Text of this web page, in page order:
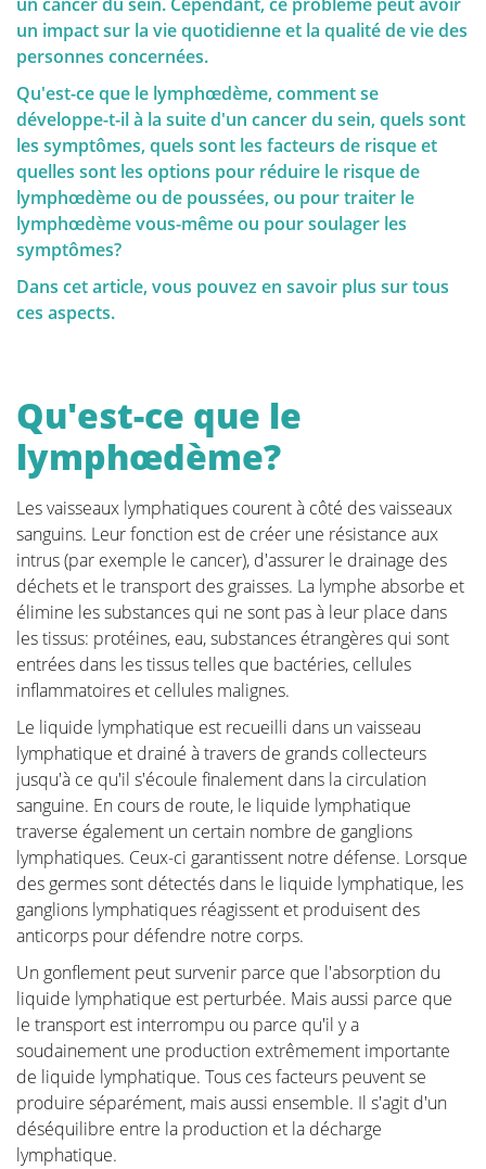
QUALITY OF LIFE
peut être choisie. Il est donc important de
comprendre ces facteurs de risque et génétiques.
Dépistage et prophylaxe
Facteurs Génétiques
L'importance de l'auto-examen et du
Diagnostic
J'ai reçu un diagnostic de cancer ... Ce site web est un
portail qui vous aidera, ainsi que vos proches, à
trouver des informations personnelles et des
réponses à vos problèmes.
Ce site devrait fournir des conseils et un soutien aux
patients sur leur chemin vers le rétablissement et une
meilleure qualité de vie.
La partie "Diagnostic" de notre site est organisée en
deux sections principales. Tout d'abord, dans
"Anatomie et physiologie", nous fournissons une
compréhension de base du sein. Dans la deuxième
partie "Tumeurs et Maladies", nous approfondirons
tout ce qui concerne les affections mammaires.
De plus, nous souhaitons informer les femmes qui se
demandent si elles ont un problème mammaire, mais
ne souhaitent pas consulter immédiatement leur
médecin à ce sujet. Les connaissances et les
informations peuvent souvent offrir une réassurance
immédiate si la femme est capable d'identifier elle-
même le problème et de constater qu'aucun
traitement spécifique n'est nécessaire. D'autre part,
nous essayons également d'informer les femmes qui
ont en effet reçu un diagnostic de problème
mammaire grave, comme une maladie maligne, et qui
un impact sur la vie quotidienne et la qualité de vie des
personnes concernées.
Qu'est-ce que le lymphœdème, comment se
développe-t-il à la suite d'un cancer du sein, quels sont
les symptômes, quels sont les facteurs de risque et
quelles sont les options pour réduire le risque de
lymphœdème ou de poussées, ou pour traiter le
lymphœdème vous-même ou pour soulager les
symptômes?
Dans cet article, vous pouvez en savoir plus sur tous
ces aspects.
Qu'est-ce que le
lymphœdème?
Les vaisseaux lymphatiques courent à côté des vaisseaux
sanguins. Leur fonction est de créer une résistance aux
intrus (par exemple le cancer), d'assurer le drainage des
déchets et le transport des graisses. La lymphe absorbe et
élimine les substances qui ne sont pas à leur place dans
les tissus: protéines, eau, substances étrangères qui sont
entrées dans les tissus telles que bactéries, cellules
inflammatoires et cellules malignes.
Le liquide lymphatique est recueilli dans un vaisseau
lymphatique et drainé à travers de grands collecteurs
jusqu'à ce qu'il s'écoule finalement dans la circulation
sanguine. En cours de route, le liquide lymphatique
traverse également un certain nombre de ganglions
lymphatiques. Ceux-ci garantissent notre défense. Lorsque
des germes sont détectés dans le liquide lymphatique, les
ganglions lymphatiques réagissent et produisent des
anticorps pour défendre notre corps.
Un gonflement peut survenir parce que l'absorption du
liquide lymphatique est perturbée. Mais aussi parce que
le transport est interrompu ou parce qu'il y a
soudainement une production extrêmement importante
de liquide lymphatique. Tous ces facteurs peuvent se
produire séparément, mais aussi ensemble. Il s'agit d'un
déséquilibre entre la production et la décharge
lymphatique.